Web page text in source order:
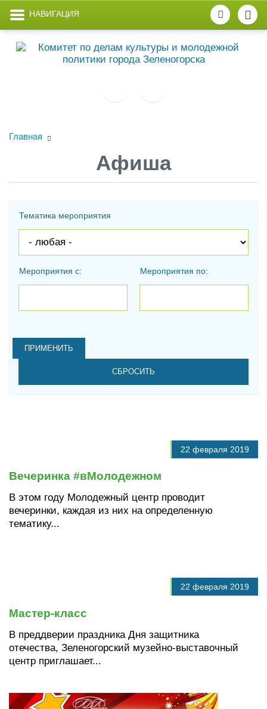
НАВИГАЦИЯ
Главная
Афиша
Тематика мероприятия
Мероприятия с: Мероприятия по:
22 февраля 2019
Вечеринка #вМолодежном
В этом году Молодежный центр проводит
вечеринки, каждая из них на определенную
тематику...
22 февраля 2019
Мастер-класс
В преддверии праздника Дня защитника
отечества, Зеленогорский музейно-выставочный
центр приглашает...